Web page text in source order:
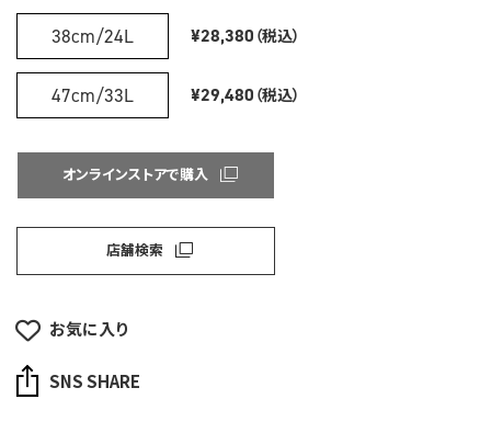
38cm/24L ¥28,380 （税込）
47cm/33L ¥29,480 （税込）
オンラインストアで購入
店舗検索
お気に入り
SNS SHARE